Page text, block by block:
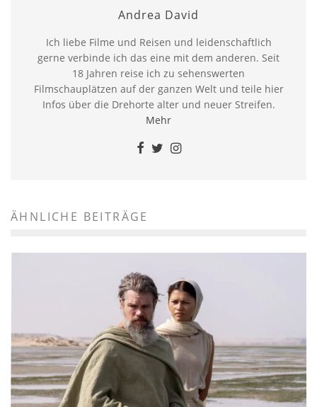
Andrea David
Ich liebe Filme und Reisen und leidenschaftlich
gerne verbinde ich das eine mit dem anderen. Seit
18 Jahren reise ich zu sehenswerten
Filmschauplätzen auf der ganzen Welt und teile hier
Infos über die Drehorte alter und neuer Streifen.
Mehr
ÄHNLICHE BEITRÄGE